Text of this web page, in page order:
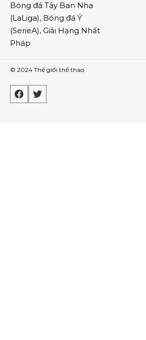
Bóng đá Tây Ban Nha
(LaLiga), Bóng đá Ý
(SerieA), Giải Hạng Nhất
Pháp
© 2024 Thế giới thể thao.